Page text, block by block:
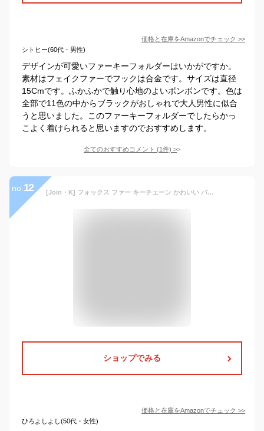
価格と在庫をAmazonでチェック >>
シトヒー(60代・男性)
デザインが可愛いファーキーフォルダーはいかがですか。
素材はフェイクファーでフックは合金です。サイズは直径
15Cmです。ふかふかで触り心地のよいボンボンです。色は
全部で11色の中からブラックがおしゃれで大人男性に似合
うと思いました。このファーキーフォルダーでしたらかっ
こよく着けられると思いますのでおすすめします。
全てのおすすめコメント (1件) >
no. 12 [Join・K] フォックス ファー キーチェーン かわいい バッグチャーム ボンボン ポンポン 01.ブラック
ショップでみる
価格と在庫をAmazonでチェック >>
ひろよしよし(50代・女性)